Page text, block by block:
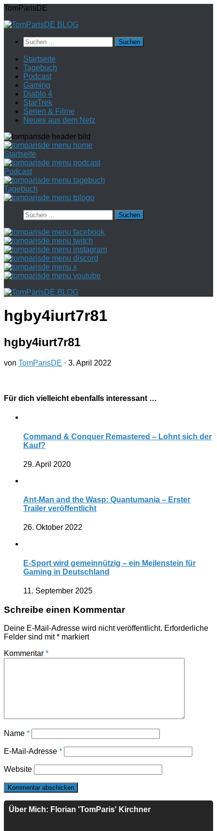
Zum
springen
TomParisDE
Suchen
nach:
Startseite
Tagebuch
Podcast
Gaming
Diablo 4
StarTrek
Serien & Filme
Neues aus dem Netz
Startseite
Podcast
Tagebuch
Suchen
nach:
hgby4iurt7r81
hgby4iurt7r81
von TomParisDE · 3. April 2022
Für dich vielleicht ebenfalls interessant …
Command & Conquer Remastered – Lohnt sich der
Kauf?
29. April 2020
Ant-Man and the Wasp: Quantumania – Erster
Trailer veröffentlicht
26. Oktober 2022
E-Sport wird gemeinnützig – ein Meilenstein für
Gaming in Deutschland
11. September 2025
Schreibe einen Kommentar
Deine E-Mail-Adresse wird nicht veröffentlicht. Erforderliche
Felder sind mit* markiert
Kommentar *
Name *
E-Mail-Adresse *
Website
Über Mich: Florian 'TomParis' Kirchner